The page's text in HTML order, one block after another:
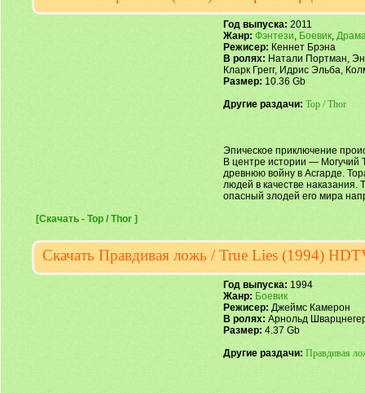
Год выпуска: 2011
Жанр: Фэнтези, Боевик,
Режисер: Кеннет Брэна
В ролях: Натали Портман,
Кларк Грегг, Идрис Эльба,
Размер: 10.36 Gb
Другие раздачи: Тор / Thor
Эпическое приключение
В центре истории — Могучий
древнюю войну в Асгарде.
людей в качестве наказания.
опасный злодей его мира
[Скачать - Тор / Thor ]
Скачать Правдивая ложь / True Lies (1994)
Год выпуска: 1994
Жанр: Боевик
Режисер: Джеймс Камерон
В ролях: Арнольд
Размер: 4.37 Gb
Другие раздачи: Правдивая